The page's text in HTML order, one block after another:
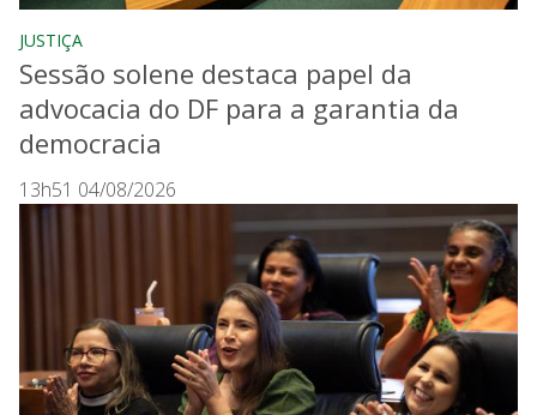
JUSTIÇA
Sessão solene destaca papel da
advocacia do DF para a garantia da
democracia
13h51 04/08/2026